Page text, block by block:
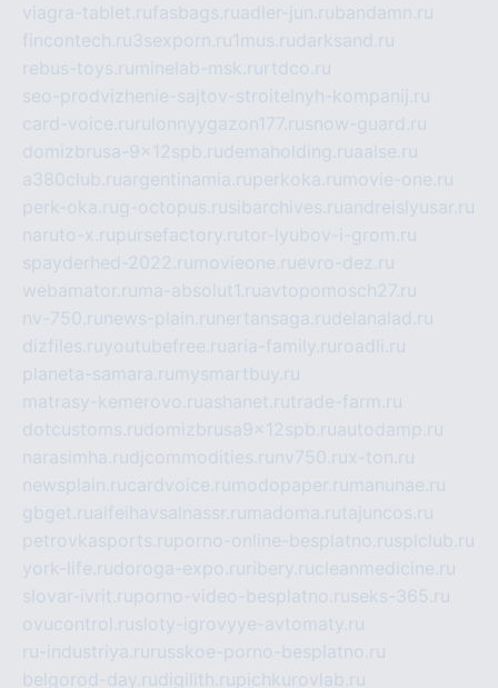
viagra-tablet.rufasbags.ruadler-jun.rubandamn.ru
fincontech.ru3sexporn.ru1mus.rudarksand.ru
rebus-toys.ru minelab-msk.ru rtdco.ru
seo-prodvizhenie-sajtov-stroitelnyh-kompanij.ru
card-voice.ru rulonnyygazon177.rusnow-guard.ru
domizbrusa-9x12spb.rudemaholding.ruaalse.ru
a380club.ruargentinamia.ruperkoka.ru movie-one.ru
perk-oka.rug-octopus.rusibarchives.ruandreislyusar.ru
naruto-x.rupursefactory.rutor-lyubov-i-grom.ru
spayderhed-2022.ru movieone.ruevro-dez.ru
webamator.ru ma-absolut1.ruavtopomosch27.ru
nv-750.ru news-plain.ru nertansaga.rudelanalad.ru
dizfiles.ruyoutubefree.ruaria-family.ru roadli.ru
planeta-samara.ru mysmartbuy.ru
matrasy-kemerovo.ruashanet.rutrade-farm.ru
dotcustoms.rudomizbrusa9x12spb.ruautodamp.ru
narasimha.rudjcommodities.ru nv750.rux-ton.ru
newsplain.rucardvoice.ru modopaper.ru manunae.ru
gbget.rualfeihavsalnassr.ru madoma.rutajuncos.ru
petrovkasports.ruporno-online-besplatno.rusplclub.ru
york-life.rudoroga-expo.ru ribery.rucleanmedicine.ru
slovar-ivrit.ruporno-video-besplatno.ruseks-365.ru
ovucontrol.rusloty-igrovyye-avtomaty.ru
ru-industriya.ru russkoe-porno-besplatno.ru
belgorod-day.rudigilith.rupichkurovlab.ru